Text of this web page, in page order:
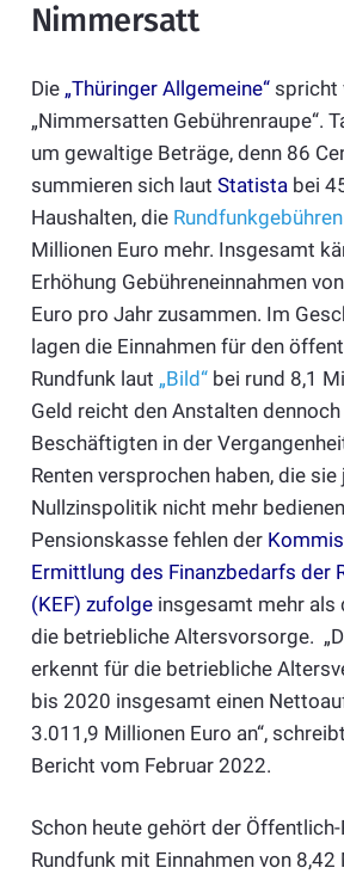
Nimmersatt
Die „Thüringer Allgemeine“ spricht
„Nimmersatten Gebührenraupe“.
um gewaltige Beträge, denn 86
summieren sich laut Statista bei
Haushalten, die Rundfunkgebühren
Millionen Euro mehr. Insgesamt
Erhöhung Gebühreneinnahmen
Euro pro Jahr zusammen. Im
lagen die Einnahmen für den
Rundfunk laut „Bild“bei rund 8,1
Geld reicht den Anstalten
Beschäftigten in der
Renten versprochen haben, die
Nullzinspolitik nicht mehr
Pensionskasse fehlen der
Ermittlung des Finanzbedarfs der
(KEF) zufolgeinsgesamt mehr als
die betriebliche Altersvorsorge.
erkennt für die betriebliche
bis 2020 insgesamt einen
3.011,9 Millionen Euro an“,
Bericht vom Februar 2022.
Schon heute gehört der
Rundfunk mit Einnahmen von 8,42